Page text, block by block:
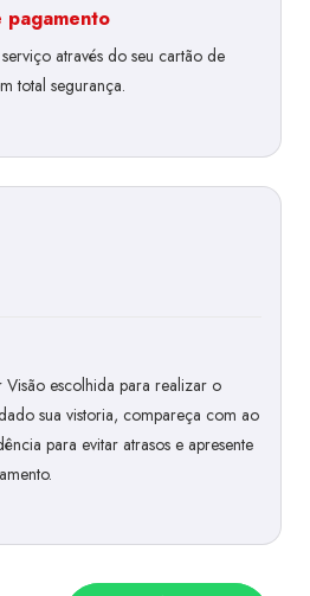
pagamento
através do seu cartão de
total segurança.
Visão escolhida para realizar o
sua vistoria, compareça com ao
para evitar atrasos e apresente